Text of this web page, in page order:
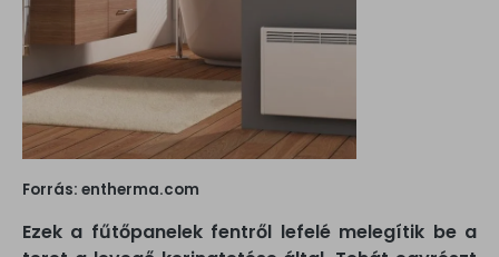
Forrás: entherma.com
Ezek a fűtőpanelek fentről lefelé melegítik be a